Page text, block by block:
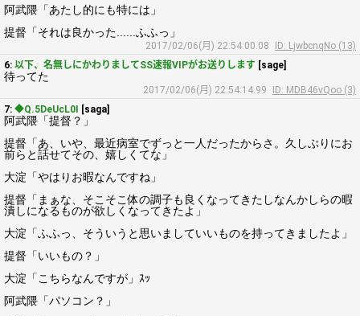
阿武隈「あたし的にも特には」
提督「それは良かった......ふふっ」
2017/02/06(月) 22:54:00.08
ID: LjwbcnqNo (13)
6: 以下、名無しにかわりましてSS速報VIPがお送りします [sage]
待ってた
2017/02/06(月) 22:54:14.99
ID: MDB46vQoo (3)
7: ◆Q.5DeUcL0I [saga]
阿武隈「提督？」
提督「あ、いや、最近病室でずっと一人だったからさ。久しぶりにお
前らと話せてその、嬉しくてな」
大淀「やはりお暇なんですね」
提督「まぁな、そこそこ体の調子も良くなってきたしなんかしらの暇
潰しになるものが欲しくなってきたよ」
大淀「ふふっ、そういうと思いましていいものを持ってきましたよ」
提督「いいもの？」
大淀「こちらなんですが」ｽｯ
阿武隈「パソコン？」